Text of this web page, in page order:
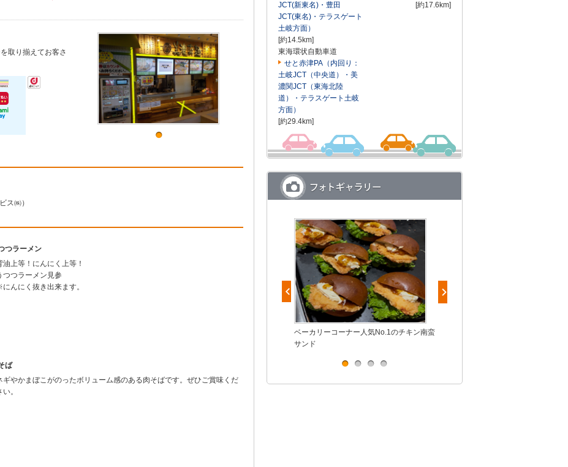
取り揃えてお客さ
ス㈱）
つラーメン
油上等！にんにく上等！
つつラーメン見参
んにく抜き出来ます。
ば
ギやかまぼこがのったボリューム感のある肉そばです。ぜひご賞味くだ
い。
JCT(新東名)・豊田
JCT(東名)・テラスゲート
土岐方面）
[約14.5km]
東海環状自動車道
せと赤津PA（内回り：
土岐JCT（中央道）・美
濃関JCT（東海北陸
道）・テラスゲート土岐
方面）
[約29.4km]
[約17.6km]
ベーカリーコーナー人気No.1のチキン南蛮
サンド